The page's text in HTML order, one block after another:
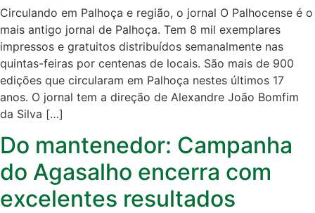
Circulando em Palhoça e região, o jornal O Palhocense é o
mais antigo jornal de Palhoça. Tem 8 mil exemplares
impressos e gratuitos distribuídos semanalmente nas
quintas-feiras por centenas de locais. São mais de 900
edições que circularam em Palhoça nestes últimos 17
anos. O jornal tem a direção de Alexandre João Bomfim
da Silva […]
Do mantenedor: Campanha
do Agasalho encerra com
excelentes resultados